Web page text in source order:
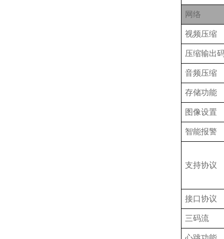
网络
视频压缩
压缩输出
音频压缩
存储功能
图像设置
智能报警
支持协议
接口协议
三码流